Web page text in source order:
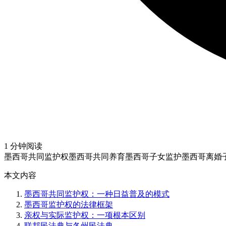
1 分钟阅读
墨西哥共同监护权墨西哥共同养育墨西哥子女监护墨西哥离婚
本文内容
墨西哥共同监护权：一种日益普及的模式
墨西哥监护权的法律框架
亲权与实际监护权：一项根本区别